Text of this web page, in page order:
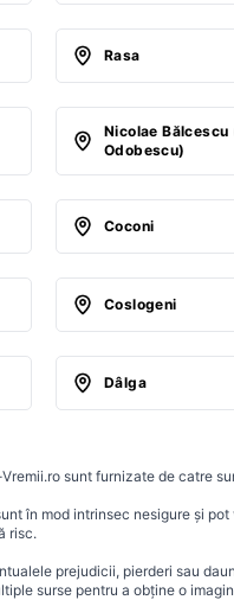
Rasa
Nicolae Bălcescu
Odobescu)
Coconi
Coslogeni
Dâlga
sunt furnizate de catre
în mod intrinsec nesigure și
risc.
prejudicii, pierderi sau
surse pentru a obține o